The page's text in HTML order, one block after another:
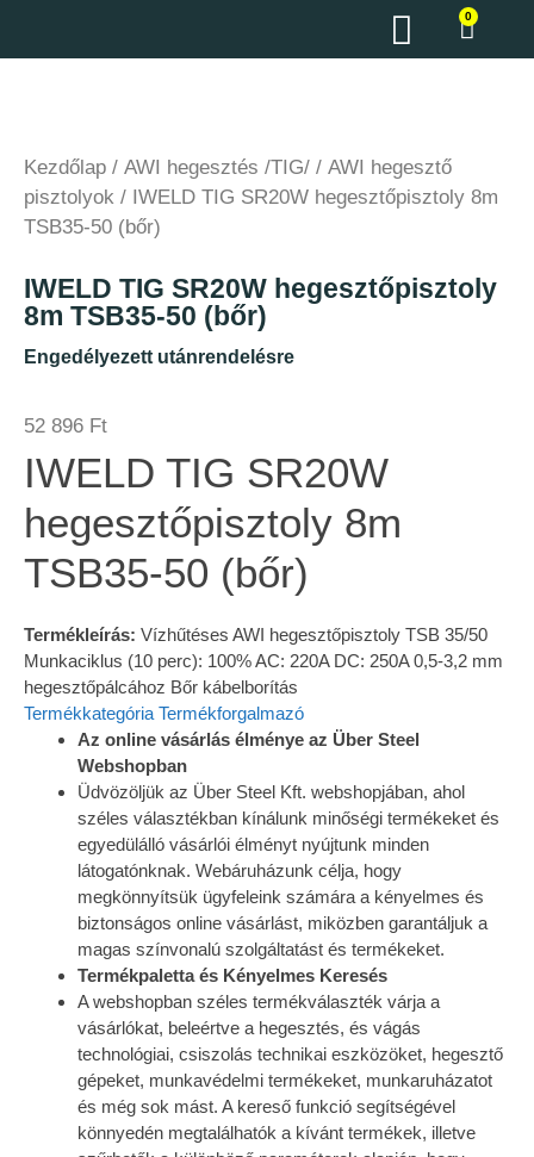
0
Kezdőlap / AWI hegesztés /TIG/ / AWI hegesztő
pisztolyok / IWELD TIG SR20W hegesztőpisztoly 8m
TSB35-50 (bőr)
IWELD TIG SR20W hegesztőpisztoly
8m TSB35-50 (bőr)
Engedélyezett utánrendelésre
52 896 Ft
IWELD TIG SR20W
hegesztőpisztoly 8m
TSB35-50 (bőr)
Termékleírás: Vízhűtéses AWI hegesztőpisztoly TSB 35/50
Munkaciklus (10 perc): 100% AC: 220A DC: 250A 0,5-3,2 mm
hegesztőpálcához Bőr kábelborítás
Termékkategória Termékforgalmazó
Az online vásárlás élménye az Über Steel
Webshopban
Üdvözöljük az Über Steel Kft. webshopjában, ahol
széles választékban kínálunk minőségi termékeket és
egyedülálló vásárlói élményt nyújtunk minden
látogatónknak. Webáruházunk célja, hogy
megkönnyítsük ügyfeleink számára a kényelmes és
biztonságos online vásárlást, miközben garantáljuk a
magas színvonalú szolgáltatást és termékeket.
Termékpaletta és Kényelmes Keresés
A webshopban széles termékválaszték várja a
vásárlókat, beleértve a hegesztés, és vágás
technológiai, csiszolás technikai eszközöket, hegesztő
gépeket, munkavédelmi termékeket, munkaruházatot
és még sok mást. A kereső funkció segítségével
könnyedén megtalálhatók a kívánt termékek, illetve